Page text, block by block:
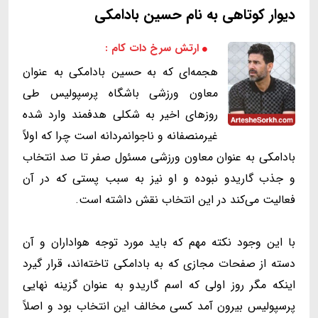
دیوار کوتاهی به نام حسین بادامکی
ارتش سرخ دات کام :
هجمه‌ای که به حسین بادامکی به عنوان
معاون ورزشی باشگاه پرسپولیس طی
روزهای اخیر به شکلی هدفمند وارد شده
غیرمنصفانه و ناجوانمردانه است چرا که اولاً
بادامکی به عنوان معاون ورزشی مسئول صفر تا صد انتخاب
و جذب گاریدو نبوده و او نیز به سبب پستی که در آن
فعالیت می‌کند در این انتخاب نقش داشته است.
با این وجود نکته مهم که باید مورد توجه هواداران و آن
دسته از صفحات مجازی که به بادامکی تاخته‌اند، قرار گیرد
اینکه مگر روز اولی که اسم گاریدو به عنوان گزینه نهایی
پرسپولیس بیرون آمد کسی مخالف این انتخاب بود و اصلاً